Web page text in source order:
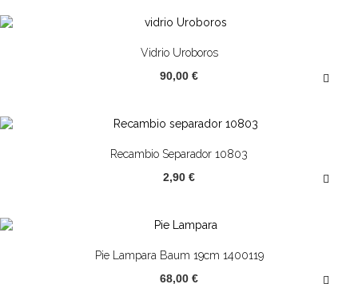
Vidrio Uroboros
90,00 €
Recambio Separador 10803
2,90 €
Pie Lampara Baum 19cm 1400119
68,00 €